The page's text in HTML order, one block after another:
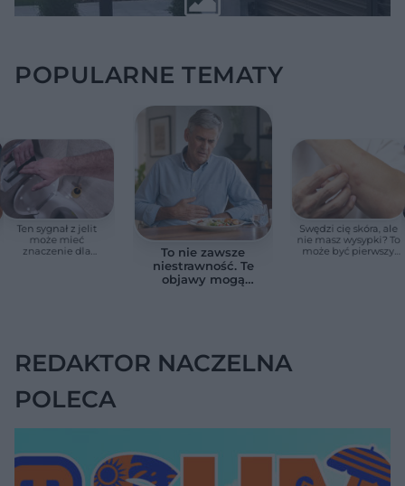
POPULARNE TEMATY
Ten sygnał z jelit
może mieć
znaczenie dla
To nie zawsze
niestrawność. Te
objawy mogą
Swędzi cię skóra, ale
nie masz wysypki? To
może być pierwszy
REDAKTOR NACZELNA
POLECA